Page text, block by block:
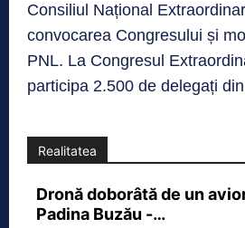
Consiliul Național
convocarea Congresului și
PNL. La Congresul
participa 2.500 de delegați
Realitatea
Dronă doborâtă de un
Padina Buzău -…